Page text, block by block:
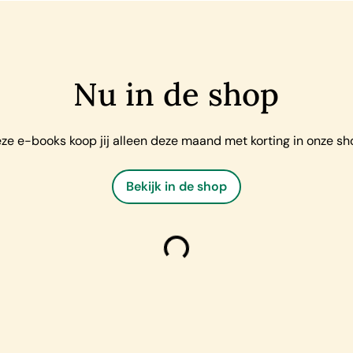
Nu in de shop
e-books koop jij alleen deze maand met korting in onze
Bekijk in de shop
laden